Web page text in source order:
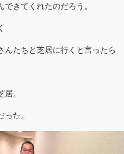
きてくれたのだろう。
んたちと芝居に行くと言ったら
。
た。